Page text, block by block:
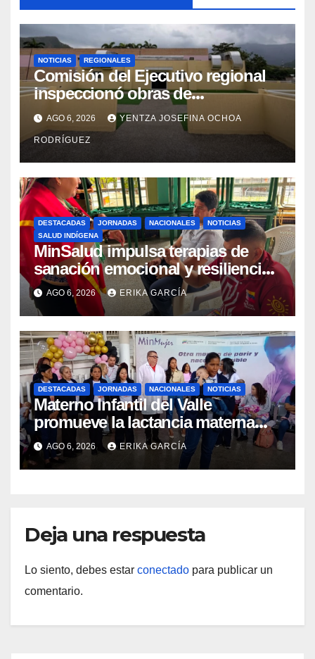
NOTICIAS REGIONALES
Comisión del Ejecutivo regional
inspeccionó obras de
recuperación en la Maternidad
Integral Aragua
AGO 6, 2026 YENTZA JOSEFINA OCHOA
RODRÍGUEZ
DESTACADAS JORNADAS NACIONALES
NOTICIAS
SALUD INDÍGENA
MinSalud impulsa terapias de
sanación emocional y resiliencia
post-sismo junto a comunidades
indígenas en Caracas
AGO 6, 2026 ERIKA GARCÍA
DESTACADAS JORNADAS NACIONALES NOTICIAS
Materno Infantil del Valle
promueve la lactancia materna
como un inicio sostenible para la
vida
AGO 6, 2026 ERIKA GARCÍA
Deja una respuesta
Lo siento, debes estar conectado para publicar un
comentario.